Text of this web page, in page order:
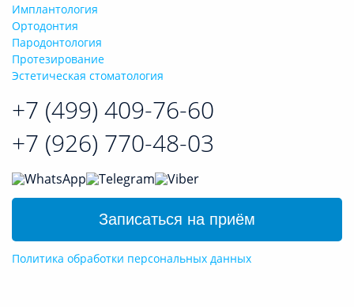
Имплантология
Ортодонтия
Пародонтология
Протезирование
Эстетическая стоматология
+7 (499) 409-76-60
+7 (926) 770-48-03
Записаться на приём
Политика обработки персональных данных